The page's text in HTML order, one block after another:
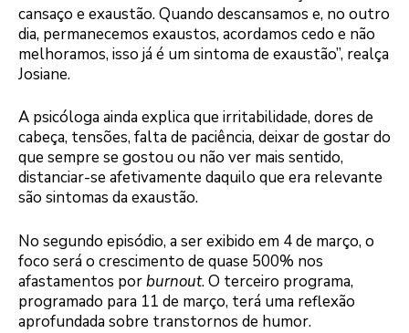
cansaço e exaustão. Quando descansamos e, no outro
dia, permanecemos exaustos, acordamos cedo e não
melhoramos, isso já é um sintoma de exaustão”, realça
Josiane.
A psicóloga ainda explica que irritabilidade, dores de
cabeça, tensões, falta de paciência, deixar de gostar do
que sempre se gostou ou não ver mais sentido,
distanciar-se afetivamente daquilo que era relevante
são sintomas da exaustão.
No segundo episódio, a ser exibido em 4 de março, o
foco será o crescimento de quase 500% nos
afastamentos porburnout. O terceiro programa,
programado para 11 de março, terá uma reflexão
aprofundada sobre transtornos de humor.